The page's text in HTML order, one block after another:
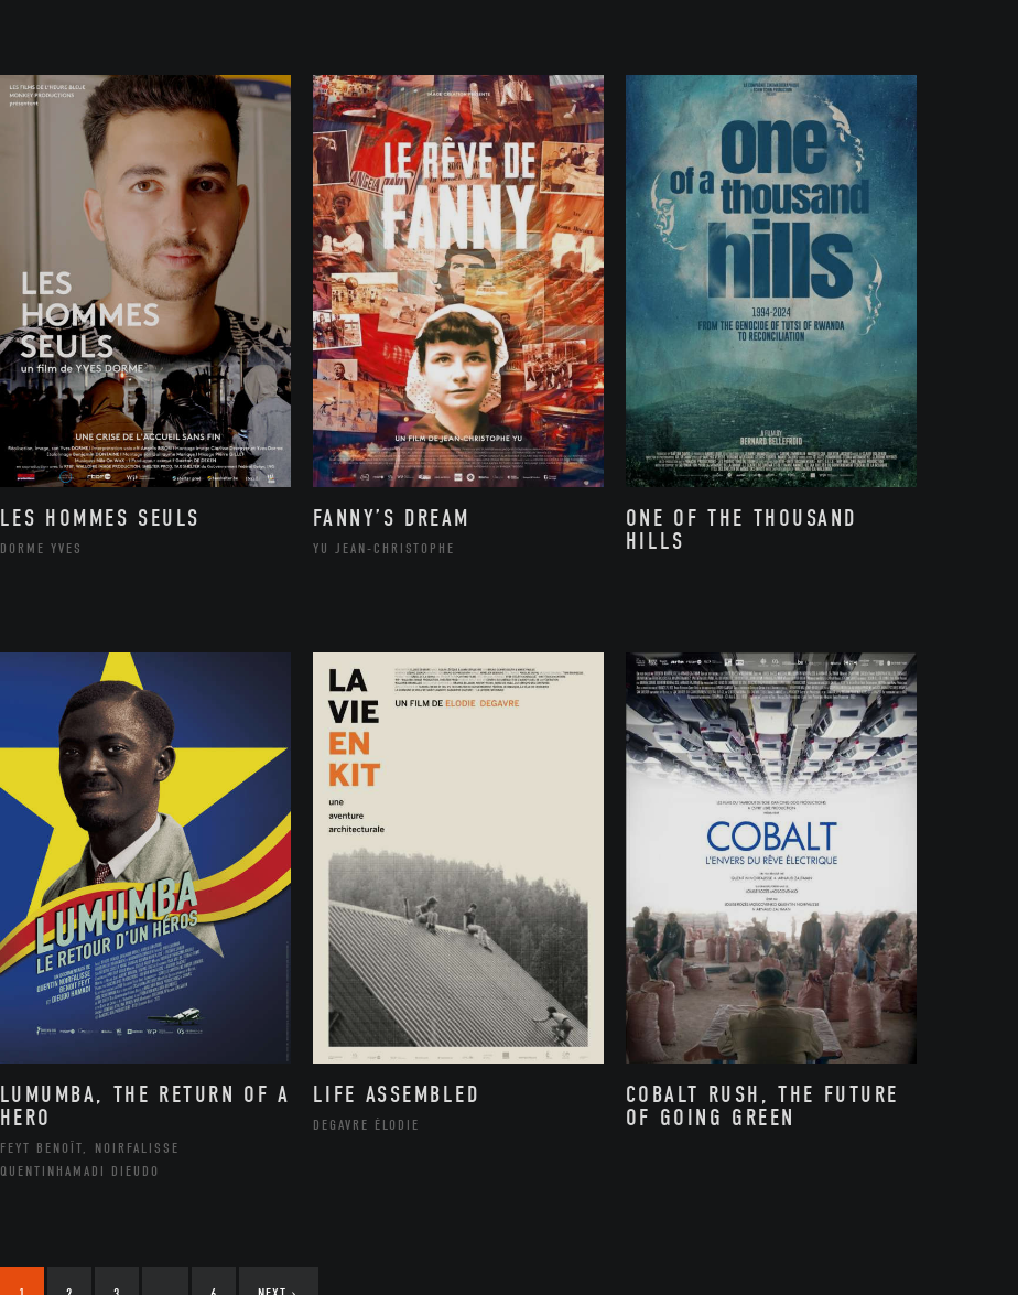
LES HOMMES SEULS
DORME YVES
FANNY’S DREAM
YU JEAN-CHRISTOPHE
ONE OF THE THOUSAND
HILLS
LUMUMBA, THE RETURN OF A
HERO
FEYT BENOÎT, NOIRFALISSE
QUENTINHAMADI DIEUDO
LIFE ASSEMBLED
DEGAVRE ÉLODIE
COBALT RUSH, THE FUTURE
OF GOING GREEN